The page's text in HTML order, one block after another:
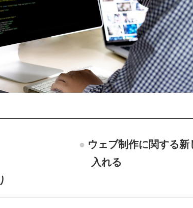
ウェブ制作に関する
入れる